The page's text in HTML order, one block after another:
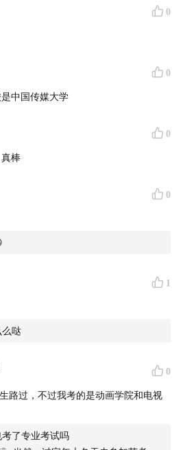
12 教育主题播客，主播张珺是
以理工男出色的分析能力和整合
播客网络制作播出。
号：津津乐道播客 | 微信：
|
」提供内容托管和数据服务支
0
0
中国传媒大学
0
棒
0
1
么哒
0
路过，不过我考的是动画学院和电视
考了专业考试吗